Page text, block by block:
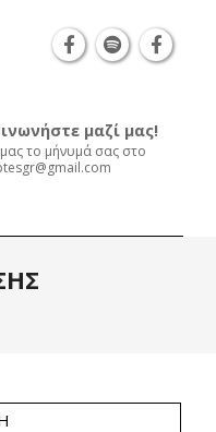
μαζί μας!
μας το μήνυμά σας στο